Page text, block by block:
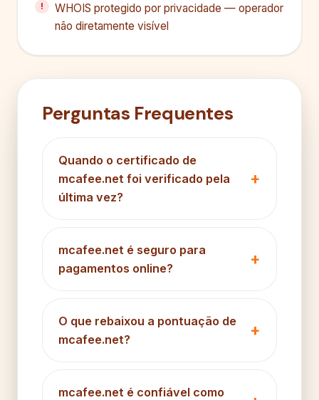
WHOIS protegido por privacidade — operador
não diretamente visível
Perguntas Frequentes
Quando o certificado de
mcafee.net foi verificado pela
última vez?
mcafee.net é seguro para
pagamentos online?
O que rebaixou a pontuação de
mcafee.net?
mcafee.net é confiável como